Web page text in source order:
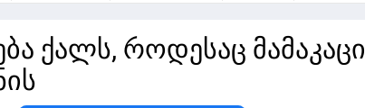
ქალს, როდესაც მამაკაცი